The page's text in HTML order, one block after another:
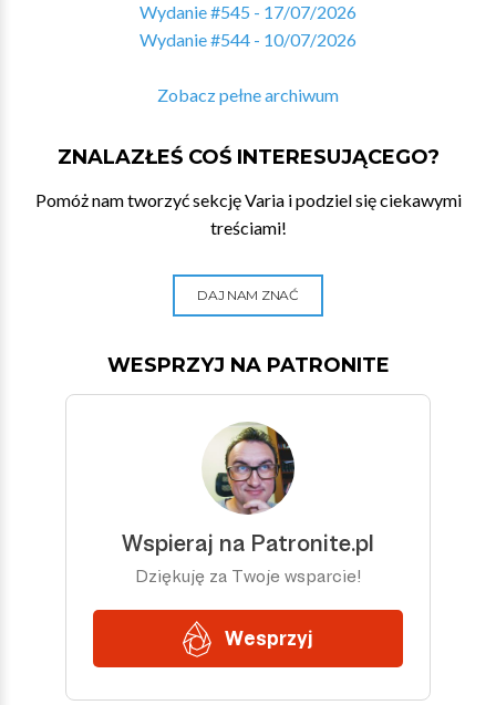
Wydanie #545 - 17/07/2026
Wydanie #544 - 10/07/2026
Zobacz pełne archiwum
ZNALAZŁEŚ COŚ INTERESUJĄCEGO?
Pomóż nam tworzyć sekcję Varia i podziel się ciekawymi
treściami!
DAJ NAM ZNAĆ
WESPRZYJ NA PATRONITE